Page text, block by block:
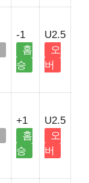
-1
홈
승
U2.5
오
버
+1
홈
승
U2.5
오
버